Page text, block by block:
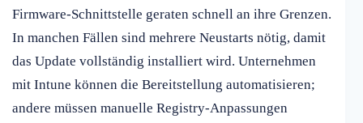
Firmware-Schnittstelle geraten schnell an ihre Grenzen.
In manchen Fällen sind mehrere Neustarts nötig, damit
das Update vollständig installiert wird. Unternehmen
mit Intune können die Bereitstellung automatisieren;
andere müssen manuelle Registry-Anpassungen